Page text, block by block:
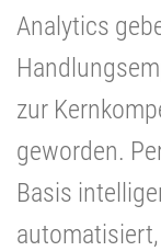
Analytics
zur
geworden.
Basis